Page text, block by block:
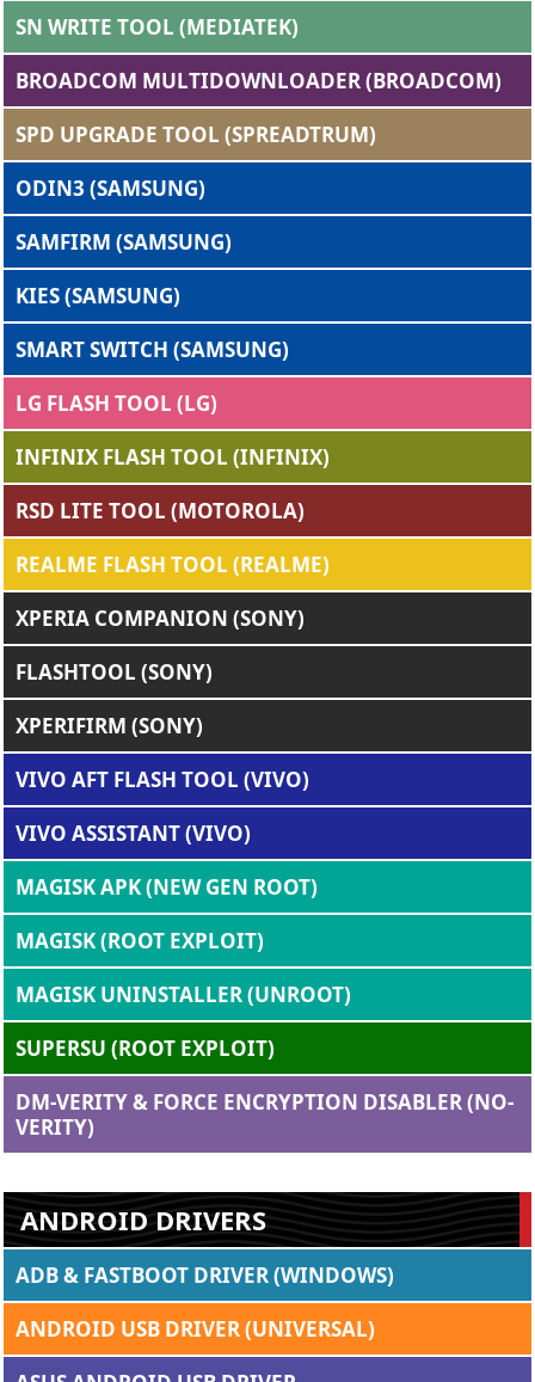
SN WRITE TOOL (MEDIATEK)
BROADCOM MULTIDOWNLOADER (BROADCOM)
SPD UPGRADE TOOL (SPREADTRUM)
ODIN3 (SAMSUNG)
SAMFIRM (SAMSUNG)
KIES (SAMSUNG)
SMART SWITCH (SAMSUNG)
LG FLASH TOOL (LG)
INFINIX FLASH TOOL (INFINIX)
RSD LITE TOOL (MOTOROLA)
REALME FLASH TOOL (REALME)
XPERIA COMPANION (SONY)
FLASHTOOL (SONY)
XPERIFIRM (SONY)
VIVO AFT FLASH TOOL (VIVO)
VIVO ASSISTANT (VIVO)
MAGISK APK (NEW GEN ROOT)
MAGISK (ROOT EXPLOIT)
MAGISK UNINSTALLER (UNROOT)
SUPERSU (ROOT EXPLOIT)
DM-VERITY & FORCE ENCRYPTION DISABLER (NO-
VERITY)
ANDROID DRIVERS
ADB & FASTBOOT DRIVER (WINDOWS)
ANDROID USB DRIVER (UNIVERSAL)